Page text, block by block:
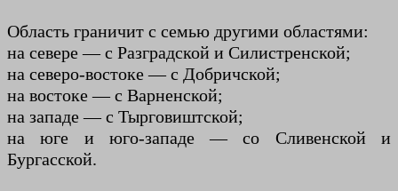
Область граничит с семью другими областями:
на севере — с Разградской и Силистренской;
на северо-востоке — с Добричской;
на востоке — с Варненской;
на западе — с Тырговиштской;
на юге и юго-западе — со Сливенской и
Бургасской.